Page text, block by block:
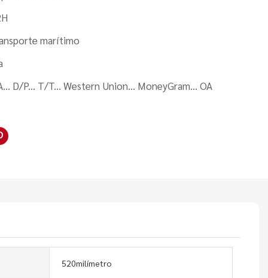
marítimo
D/P... T/T... Western Union... MoneyGram... OA
520milímetro